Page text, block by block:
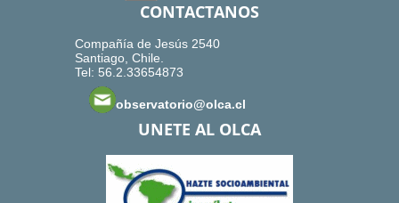
CONTACTANOS
Compañía de Jesús 2540
Santiago, Chile.
Tel: 56.2.33654873
observatorio@olca.cl
UNETE AL OLCA